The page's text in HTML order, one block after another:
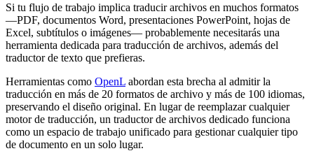
Si tu flujo de trabajo implica traducir archivos en muchos formatos
—PDF, documentos Word, presentaciones PowerPoint, hojas de
Excel, subtítulos o imágenes— probablemente necesitarás una
herramienta dedicada para traducción de archivos, además del
traductor de texto que prefieras.
Herramientas como OpenL abordan esta brecha al admitir la
traducción en más de 20 formatos de archivo y más de 100 idiomas,
preservando el diseño original. En lugar de reemplazar cualquier
motor de traducción, un traductor de archivos dedicado funciona
como un espacio de trabajo unificado para gestionar cualquier tipo
de documento en un solo lugar.